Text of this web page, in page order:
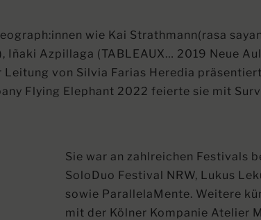
wie Kai Strathmann(rasa
Iñaki Azpillaga (TABLEAUX… 2019 Neue
von Silvia Farias Heredia
Flying Elephant 2022 feierte sie mit
Sie war an zahlreichen Festivals
SoloDuo Festival NRW, Lukus
sowie ParallelaMente. Weitere
mit der Kölner Kompanie Atelier